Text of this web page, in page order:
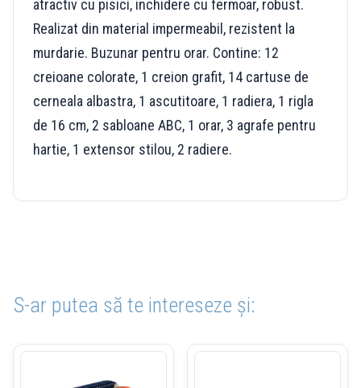
atractiv cu pisici, inchidere cu fermoar, robust.
Realizat din material impermeabil, rezistent la
murdarie. Buzunar pentru orar. Contine: 12
creioane colorate, 1 creion grafit, 14 cartuse de
cerneala albastra, 1 ascutitoare, 1 radiera, 1 rigla
de 16 cm, 2 sabloane ABC, 1 orar, 3 agrafe pentru
hartie, 1 extensor stilou, 2 radiere.
S-ar putea să te intereseze și: